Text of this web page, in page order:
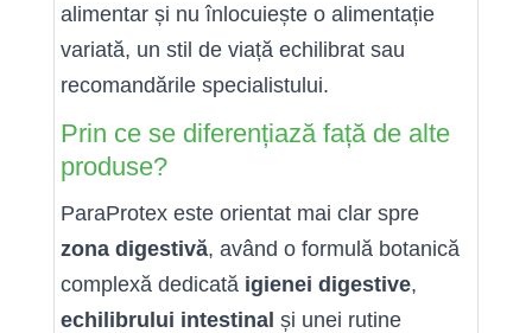
alimentar și nu înlocuiește o alimentație
variată, un stil de viață echilibrat sau
recomandările specialistului.
Prin ce se diferențiază față de alte
produse?
ParaProtex este orientat mai clar spre
zona digestivă, având o formulă botanică
complexă dedicată igienei digestive,
echilibrului intestinal și unei rutine